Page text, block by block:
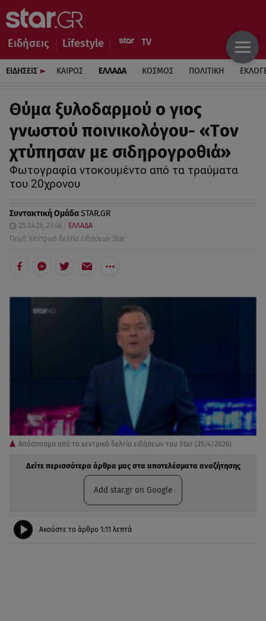
Ειδήσεις Lifestyle
ΕΙΔΗΣΕΙΣ ΚΑΙΡΟΣ ΕΛΛΑΔΑ ΚΟΣΜΟΣ ΠΟΛΙΤΙΚΗ
Θύμα ξυλοδαρμού ο γιος
γνωστού ποινικολόγου- «Tον
χτύπησαν με σιδηρογροθιά»
Φωτογραφία ντοκουμέντο από τα τραύματα
του 20χρονου
Συντακτική ΟμάδαSTAR.GR
25.04.26, 23:46
ΕΛΛΑΔΑ
Πηγή: Κεντρικό δελτίο ειδήσεων Star
Απόσπασμα από το κεντρικό δελτίο ειδήσεων του Star (25/4/2026)
Δείτε περισσότερα άρθρα μας στα αποτελέσματα αναζήτησης
Add star.gr on Google
Ακούστε το άρθρο 1:11 λεπτά